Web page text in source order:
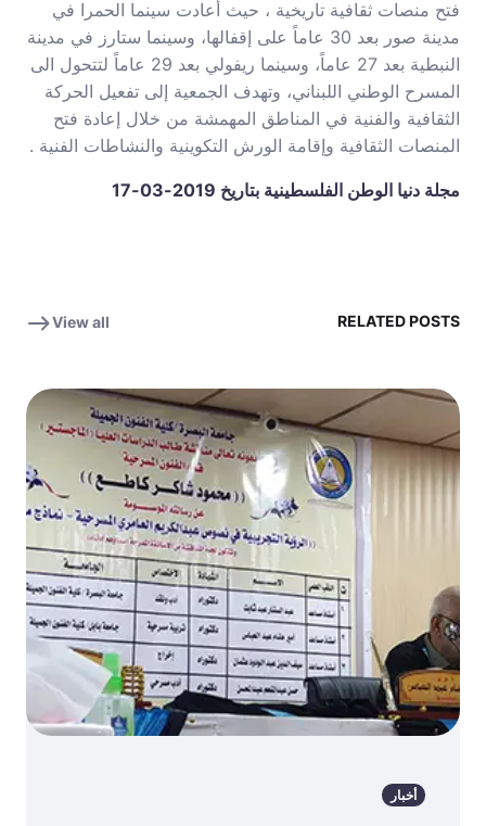
فتح منصات ثقافية تاريخية ، حيث أعادت سينما الحمرا في
مدينة صور بعد 30 عاماً على إقفالها، وسينما ستارز في مدينة
النبطية بعد 27 عاماً، وسينما ريفولي بعد 29 عاماً لتتحول الى
المسرح الوطني اللبناني، وتهدف الجمعية إلى تفعيل الحركة
الثقافية والفنية في المناطق المهمشة من خلال إعادة فتح
المنصات الثقافية وإقامة الورش التكوينية والنشاطات الفنية .
مجلة دنيا الوطن الفلسطينية بتاريخ 2019-03-17
RELATED POSTS
View all
أخبار